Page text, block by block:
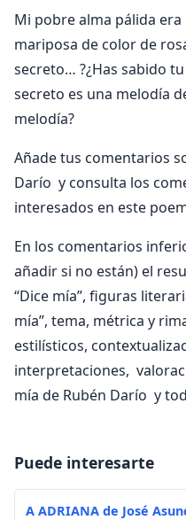
Mi pobre alma pálida
mariposa de color de
secreto… ?¿Has sabido
secreto es una melodía
melodía?
Añade tus comentarios
Darío y consulta los
interesados en este
En los comentarios
añadir si no están) el
“Dice mía”, figuras
mía”, tema, métrica y
estilísticos,
interpretaciones,
mía de Rubén Darío y
Puede interesarte
A ADRIANA de José